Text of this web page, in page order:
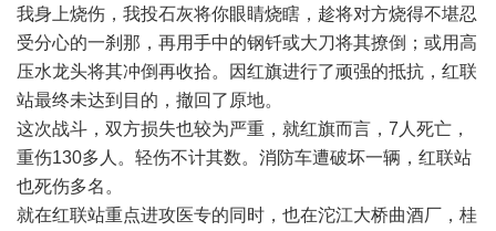
我身上烧伤，我投石灰将你眼睛烧瞎，趁将对方烧得不堪忍
受分心的一刹那，再用手中的钢钎或大刀将其撩倒；或用高
压水龙头将其冲倒再收拾。因红旗进行了顽强的抵抗，红联
站最终未达到目的，撤回了原地。
这次战斗，双方损失也较为严重，就红旗而言，7人死亡，
重伤130多人。轻伤不计其数。消防车遭破坏一辆，红联站
也死伤多名。
就在红联站重点进攻医专的同时，也在沱江大桥曲酒厂，桂